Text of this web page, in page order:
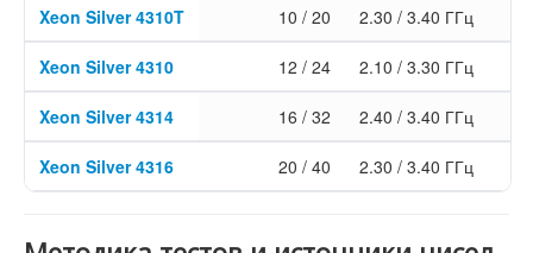
Xeon Silver 4310T 10 / 20 2.30 / 3.40 ГГц
Xeon Silver 4310 12 / 24 2.10 / 3.30 ГГц
Xeon Silver 4314 16 / 32 2.40 / 3.40 ГГц
Xeon Silver 4316 20 / 40 2.30 / 3.40 ГГц